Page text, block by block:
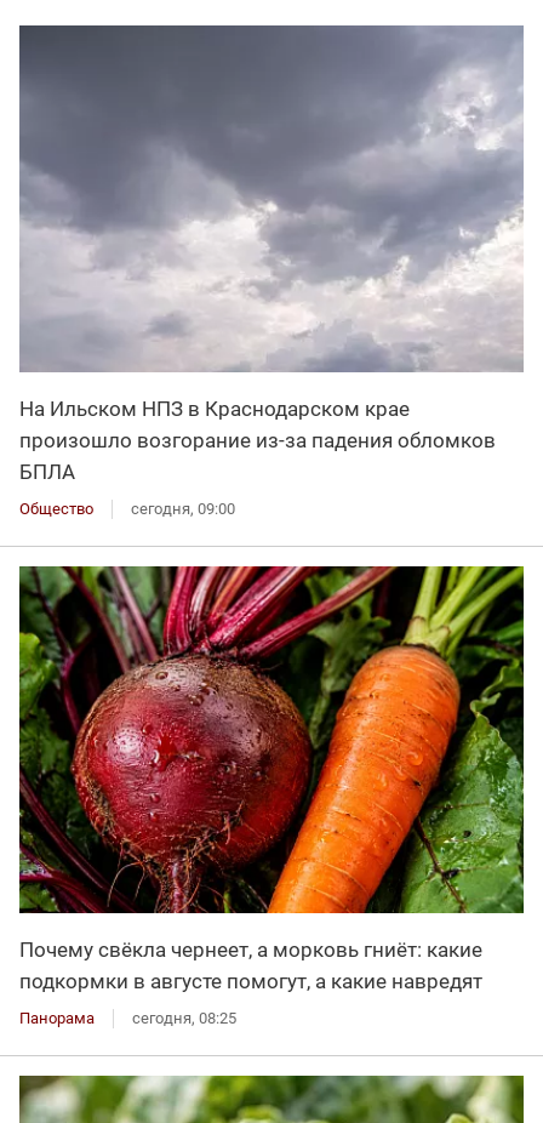
На Ильском НПЗ в Краснодарском крае
произошло возгорание из-за падения обломков
БПЛА
Общество сегодня, 09:00
Почему свёкла чернеет, а морковь гниёт: какие
подкормки в августе помогут, а какие навредят
Панорама сегодня, 08:25